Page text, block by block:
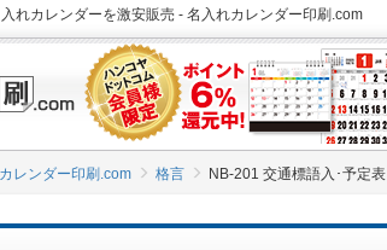
れカレンダーを激安販売 - 名入れカレンダー印刷.com
レンダー印刷.com 格言 NB-201 交通標語入･予定表